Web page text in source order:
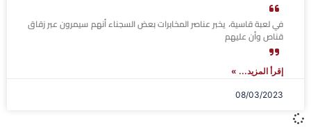
في لعبة قاسية، يخبر عناصر المخابرات بعض السجناء أنهم سيمرون عبر زقاق
قناص وأن عليهم
إقرأ المزيد... »
08/03/2023